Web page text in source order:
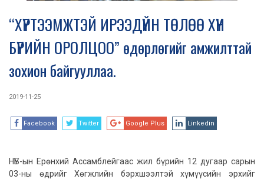
“ХҮРТЭЭМЖТЭЙ ИРЭЭДҮЙН ТӨЛӨӨ ХҮН
БҮРИЙН ОРОЛЦОО” өдөрлөгийг амжилттай
зохион байгууллаа.
2019-11-25
Facebook Twitter Google Plus Linkedin
НҮБ-ын Ерөнхий Ассамблейгаас жил бүрийн 12 дугаар сарын
03-ны өдрийг Хөгжлийн бэрхшээлтэй хүмүүсийн эрхийг